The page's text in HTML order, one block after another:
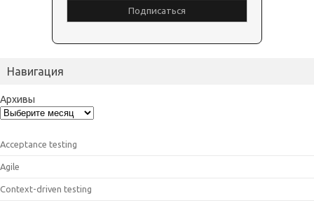
Навигация
Архивы
Acceptance testing
Agile
Context-driven testing